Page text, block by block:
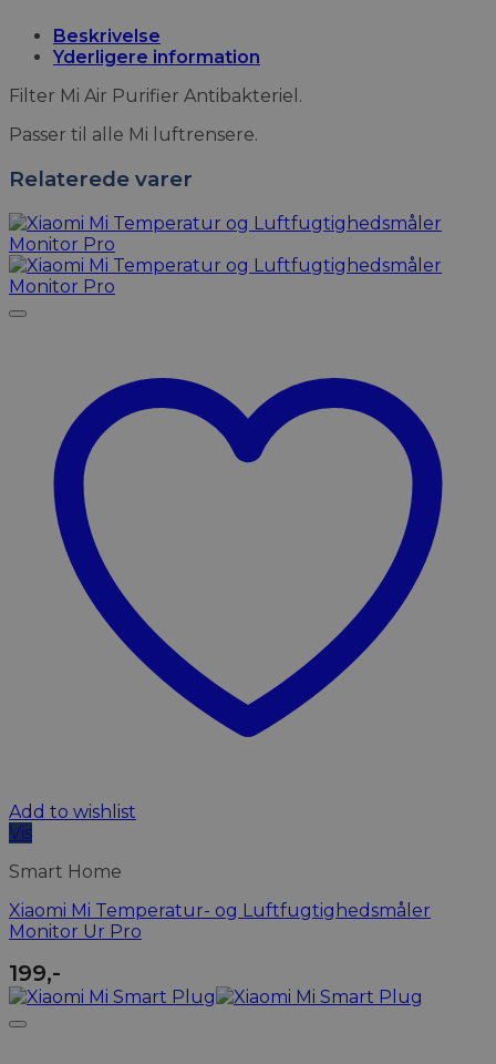
Beskrivelse
Yderligere information
Filter Mi Air Purifier Antibakteriel.
Passer til alle Mi luftrensere.
Relaterede varer
Add to wishlist
Vis
Smart Home
Xiaomi Mi Temperatur- og Luftfugtighedsmåler
Monitor Ur Pro
199,-